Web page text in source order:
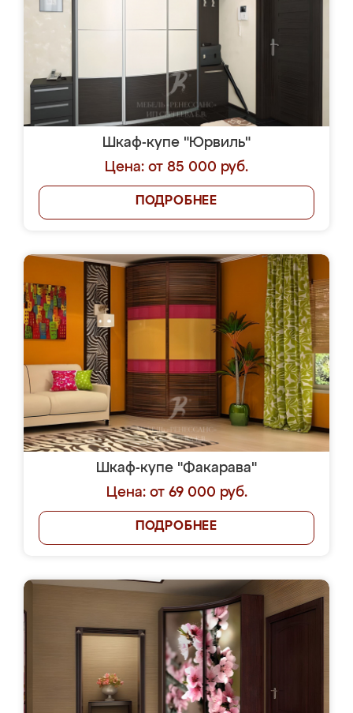
Шкаф-купе "Юрвиль"
Цена: от 85 000 руб.
ПОДРОБНЕЕ
Шкаф-купе "Факарава"
Цена: от 69 000 руб.
ПОДРОБНЕЕ